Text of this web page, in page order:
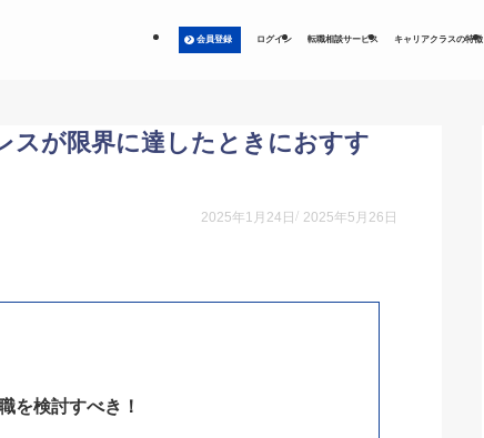
会員登録 ログイン 転職相談サービス キャリアクラスの特徴
スが限界に達したときにおすす
2025年1月24日 2025年5月26日
を検討すべき！